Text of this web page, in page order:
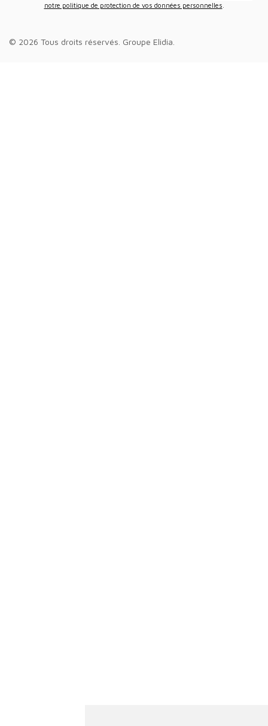
notre politique de protection de vos données personnelles
© 2026 Tous droits réservés. Groupe Elidia